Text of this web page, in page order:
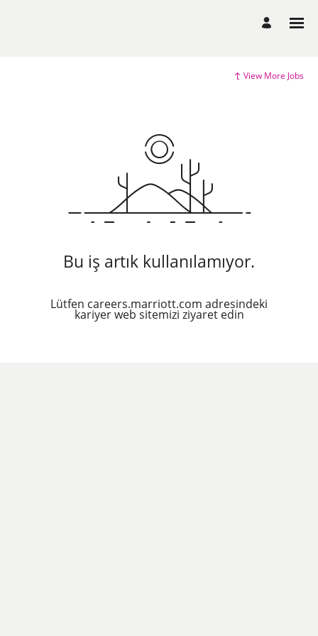
View More Jobs
Bu iş artık kullanılamıyor.
Lütfen careers.marriott.com adresindeki
kariyer web sitemizi ziyaret edin